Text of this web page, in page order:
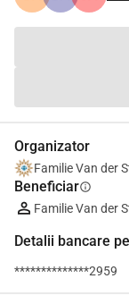
Organizator
Familie Van der
Beneficiarinfo
Familie Van der
Detalii bancare
**************2959